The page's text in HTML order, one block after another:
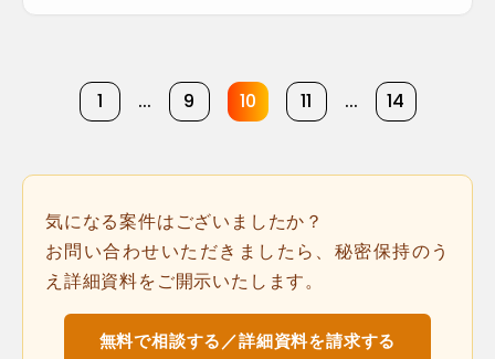
1 ... 9 10 11 ... 14
気になる案件はございましたか？
お問い合わせいただきましたら、秘密保持のう
え詳細資料をご開示いたします。
無料で相談する／詳細資料を請求する